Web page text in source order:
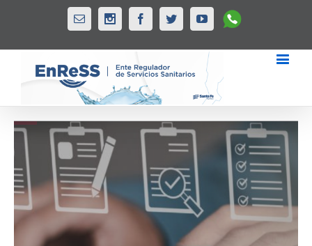
Email InstagramFacebookTwitterYoutubeWhatsapp